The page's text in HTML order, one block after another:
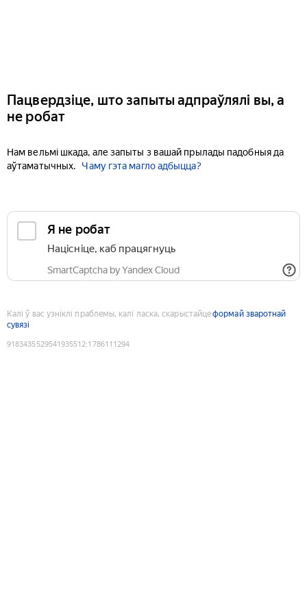
Пацвердзіце, што запыты адпраўлялі вы, а
не робат
Нам вельмі шкада, але запыты з вашай прылады падобныя да
аўтаматычных.
Чаму гэта магло адбыцца?
Я не робат
Націсніце, каб працягнуць
SmartCaptcha by Yandex Cloud
Калі ў вас узніклі праблемы, калі ласка, скарыстайцеформай зваротнай
сувязі
9183435529541935512:1786111294